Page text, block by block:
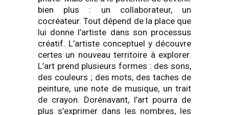
bien plus : un collaborateur, un
cocréateur. Tout dépend de la place que
lui donne l’artiste dans son processus
créatif. L’artiste conceptuel y découvre
certes un nouveau territoire à explorer.
L’art prend plusieurs formes : des sons,
des couleurs ; des mots, des taches de
peinture, une note de musique, un trait
de crayon. Dorénavant, l’art pourra de
plus s’exprimer dans les nombres, les